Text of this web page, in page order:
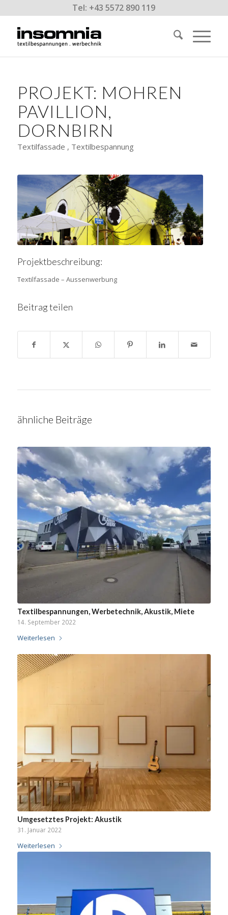
Tel: +43 5572 890 119
PROJEKT: MOHREN
PAVILLION,
DORNBIRN
Textilfassade , Textilbespannung
Projektbeschreibung:
Textilfassade – Aussenwerbung
Beitrag teilen
ähnliche Beiträge
Textilbespannungen, Werbetechnik, Akustik, Miete
14. September 2022
Weiterlesen
Umgesetztes Projekt: Akustik
31. Januar 2022
Weiterlesen